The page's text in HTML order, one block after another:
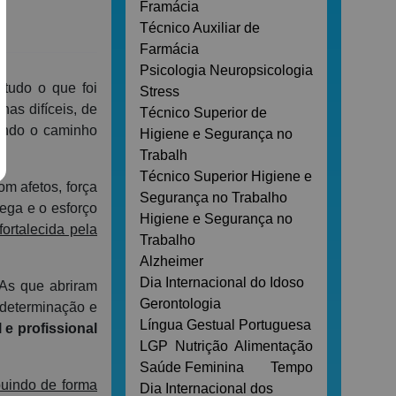
Framácia
Técnico Auxiliar de
Farmácia
Psicologia Neuropsicologia
Stress
Técnico Superior de
Higiene e Segurança no
Trabalh
Técnico Superior Higiene e
Segurança no Trabalho
Higiene e Segurança no
Trabalho
Alzheimer
Dia Internacional do Idoso
Gerontologia
Língua Gestual Portuguesa
LGP
Nutrição Alimentação
Saúde Feminina
Tempo
Dia Internacional dos
tudo o que foi
difíceis, de
o caminho
afetos, força
e o esforço
pela
que abriram
e
e profissional
de forma